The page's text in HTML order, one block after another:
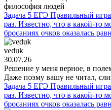
философия людей
Задача 5 ЕГЭ Правильный
раз. Известно, что в какой-
бросаниях очков оказалась
veduk
30.07.26
Решение у меня верное, в
Даже поэму вашу не читал,
Задача 5 ЕГЭ Правильный
раз. Известно, что в какой-
бросаниях очков оказалась